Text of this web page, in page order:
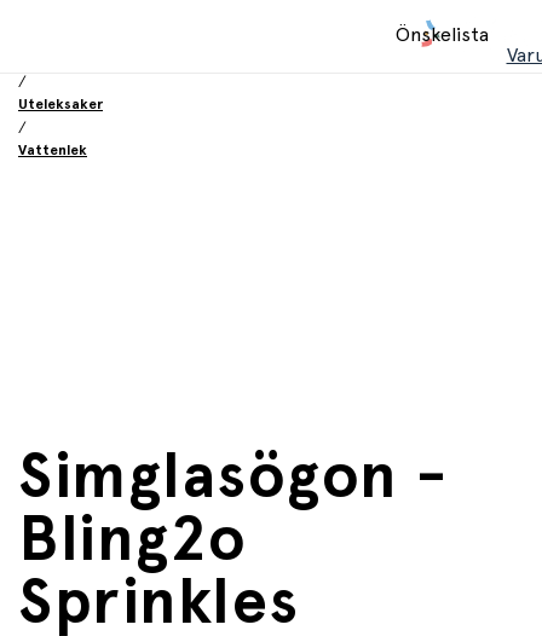
Önskelista
/
Uteleksaker
/
Vattenlek
Simglasögon -
Bling2o
Sprinkles